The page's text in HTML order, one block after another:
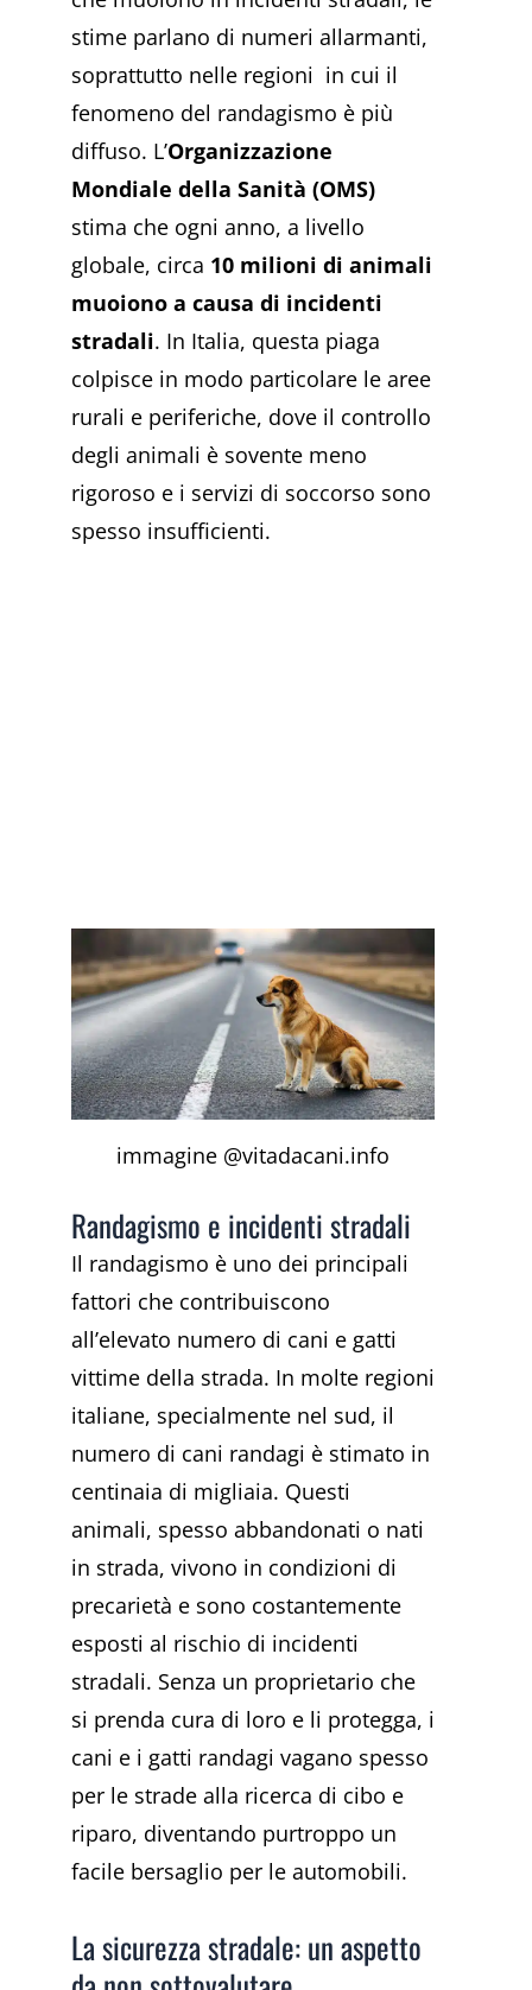
stime parlano di numeri allarmanti,
soprattutto nelle regioni in cui il
fenomeno del randagismo è più
diffuso. L’Organizzazione
Mondiale della Sanità (OMS)
stima che ogni anno, a livello
globale, circa 10 milioni di animali
muoiono a causa di incidenti
stradali. In Italia, questa piaga
colpisce in modo particolare le aree
rurali e periferiche, dove il controllo
degli animali è sovente meno
rigoroso e i servizi di soccorso sono
spesso insufficienti.
immagine @vitadacani.info
Randagismo e incidenti stradali
Il randagismo è uno dei principali
fattori che contribuiscono
all’elevato numero di cani e gatti
vittime della strada. In molte regioni
italiane, specialmente nel sud, il
numero di cani randagi è stimato in
centinaia di migliaia. Questi
animali, spesso abbandonati o nati
in strada, vivono in condizioni di
precarietà e sono costantemente
esposti al rischio di incidenti
stradali. Senza un proprietario che
si prenda cura di loro e li protegga, i
cani e i gatti randagi vagano spesso
per le strade alla ricerca di cibo e
riparo, diventando purtroppo un
facile bersaglio per le automobili.
La sicurezza stradale: un aspetto